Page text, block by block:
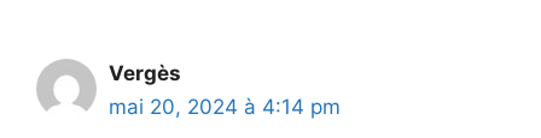
Vergès
mai 20, 2024 à 4:14 pm